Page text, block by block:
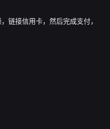
链接信用卡，然后完成支付，